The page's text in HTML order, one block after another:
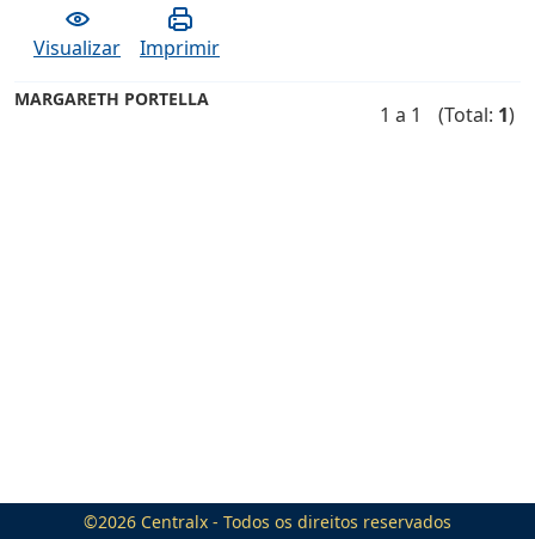
Visualizar Imprimir
MARGARETH PORTELLA
1 a 1 (Total: 1)
©2026 Centralx - Todos os direitos reservados